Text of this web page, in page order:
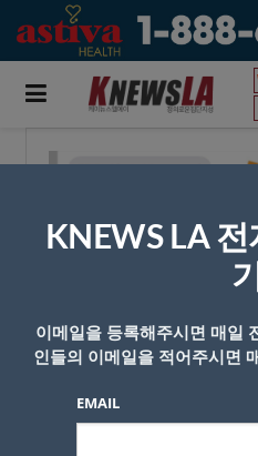
KNEWS LA
기
이메일을 등록해주시면 매일
인들의 이메일을 적어주시면
EMAIL